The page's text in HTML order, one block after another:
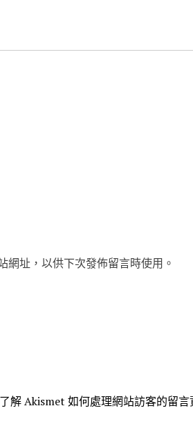
址，以供下次發佈留言時使用。
解 Akismet 如何處理網站訪客的留言